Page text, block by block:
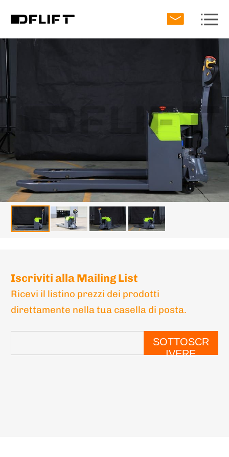
Iscriviti alla Mailing List
Ricevi il listino prezzi dei prodotti
direttamente nella tua casella di posta.
SOTTOSCR
IVERE